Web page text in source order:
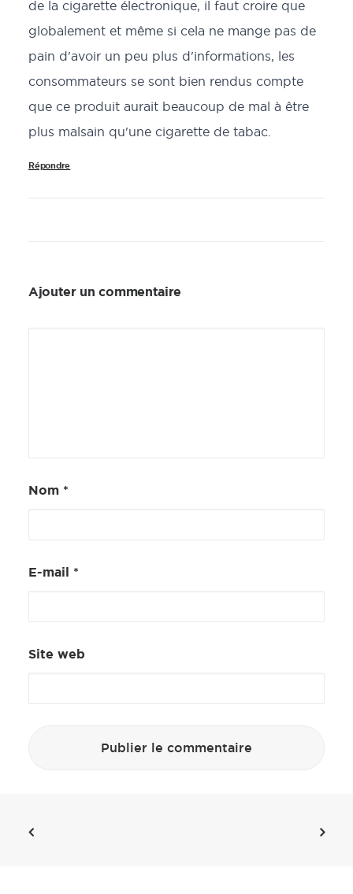
de la cigarette électronique, il faut croire que
globalement et même si cela ne mange pas de
pain d'avoir un peu plus d'informations, les
consommateurs se sont bien rendus compte
que ce produit aurait beaucoup de mal à être
plus malsain qu'une cigarette de tabac.
Répondre
Ajouter un commentaire
Nom *
E-mail *
Site web